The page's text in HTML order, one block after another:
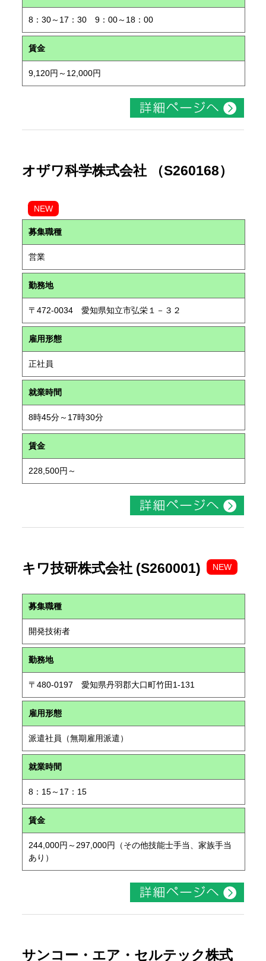
8：30～17：30 9：00～18：00
賃金
9,120円～12,000円
オザワ科学株式会社 （S260168）
NEW
募集職種
営業
勤務地
〒472-0034 愛知県知立市弘栄１－３２
雇用形態
正社員
就業時間
8時45分～17時30分
賃金
228,500円～
キワ技研株式会社 (S260001) NEW
募集職種
開発技術者
勤務地
〒480-0197 愛知県丹羽郡大口町竹田1-131
雇用形態
派遣社員（無期雇用派遣）
就業時間
8：15～17：15
賃金
244,000円～297,000円（その他技能士手当、家族手当
あり）
サンコー・エア・セルテック株式